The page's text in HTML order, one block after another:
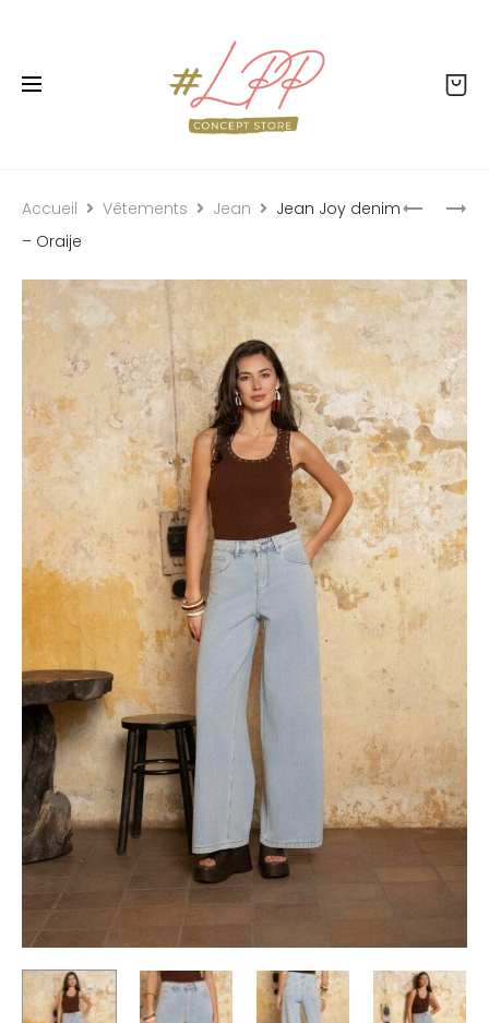
& collect gratuit
Accueil Vêtements Jean
Jean Joy denim
– Oraije